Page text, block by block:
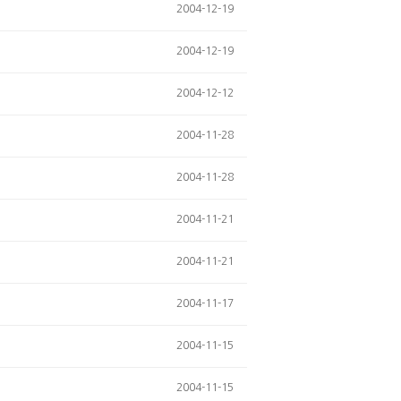
2004-12-19
2004-12-19
2004-12-12
2004-11-28
2004-11-28
2004-11-21
2004-11-21
2004-11-17
2004-11-15
2004-11-15